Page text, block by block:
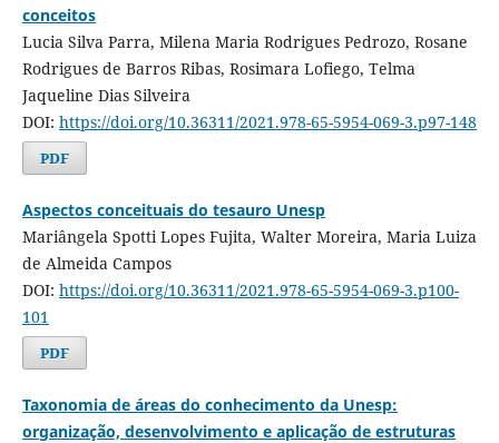
conceitos
Lucia Silva Parra, Milena Maria Rodrigues Pedrozo, Rosane
Rodrigues de Barros Ribas, Rosimara Lofiego, Telma
Jaqueline Dias Silveira
DOI: https://doi.org/10.36311/2021.978-65-5954-069-3.p97-148
PDF
Aspectos conceituais do tesauro Unesp
Mariângela Spotti Lopes Fujita, Walter Moreira, Maria Luiza
de Almeida Campos
DOI: https://doi.org/10.36311/2021.978-65-5954-069-3.p100-
101
PDF
Taxonomia de áreas do conhecimento da Unesp:
organização, desenvolvimento e aplicação de estruturas